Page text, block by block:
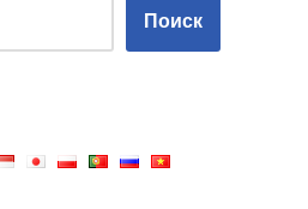
Поиск